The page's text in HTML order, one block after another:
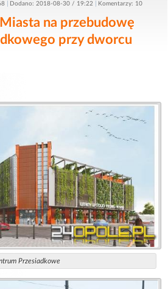
Dodano: 2018-08-30 / 19:22 Komentarzy: 10
na przebudowę
przy dworcu
Przesiadkowe